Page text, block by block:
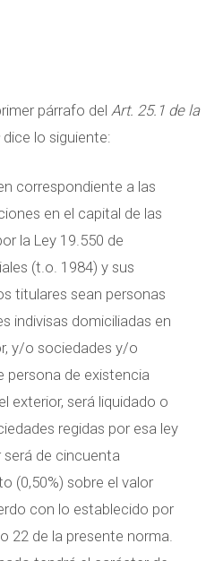
párrafo del Art. 25.1 de la
dice lo siguiente:
correspondiente a las
en el capital de las
la Ley 19.550 de
(t.o. 1984) y sus
titulares sean personas
indivisas domiciliadas en
y/o sociedades y/o
persona de existencia
exterior, será liquidado o
regidas por esa ley
de cincuenta
(0,50%) sobre el valor
con lo establecido por
22 de la presente norma.